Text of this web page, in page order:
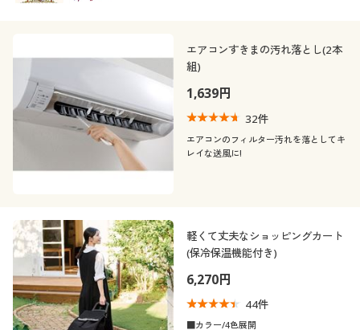
エアコンすきまの汚れ落とし(2本
組)
1,639円
32件
エアコンのフィルター汚れを落としてキ
レイな送風に!
軽くて丈夫なショッピングカート
(保冷保温機能付き)
6,270円
44件
■カラー/4色展開